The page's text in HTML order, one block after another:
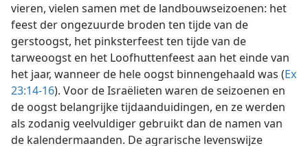
vieren, vielen samen met de landbouwseizoenen: het
feest der ongezuurde broden ten tijde van de
gerstoogst, het pinksterfeest ten tijde van de
tarweoogst en het Loofhuttenfeest aan het einde van
het jaar, wanneer de hele oogst binnengehaald was (Ex
23:14-16). Voor de Israëlieten waren de seizoenen en
de oogst belangrijke tijdaanduidingen, en ze werden
als zodanig veelvuldiger gebruikt dan de namen van
de kalendermaanden. De agrarische levenswijze